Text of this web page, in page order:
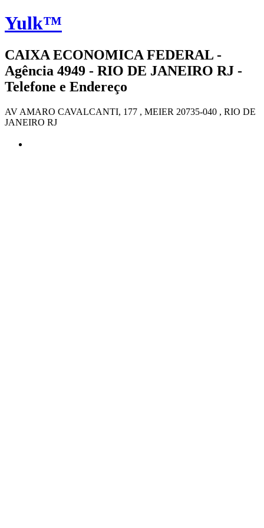
Yulk™
CAIXA ECONOMICA FEDERAL -
Agência 4949 - RIO DE JANEIRO RJ -
Telefone e Endereço
AV AMARO CAVALCANTI, 177 , MEIER 20735-040 , RIO DE
JANEIRO RJ